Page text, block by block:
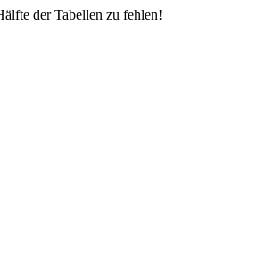
der Tabellen zu fehlen!